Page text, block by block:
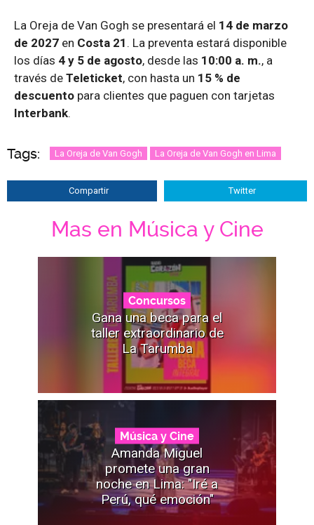
La Oreja de Van Gogh se presentará el 14 de marzo
de 2027 en Costa 21 . La preventa estará disponible
los días 4 y 5 de agosto, desde las 10:00 a. m., a
través de Teleticket, con hasta un 15 % de
descuento para clientes que paguen con tarjetas
Interbank.
Tags: La Oreja de Van Gogh La Oreja de Van Gogh en Lima
Compartir Twitter
Mas en Música y Cine
Concursos
Gana una beca para el
taller extraordinario de
La Tarumba
Música y Cine
Amanda Miguel
promete una gran
noche en Lima: "Iré a
Perú, qué emoción"